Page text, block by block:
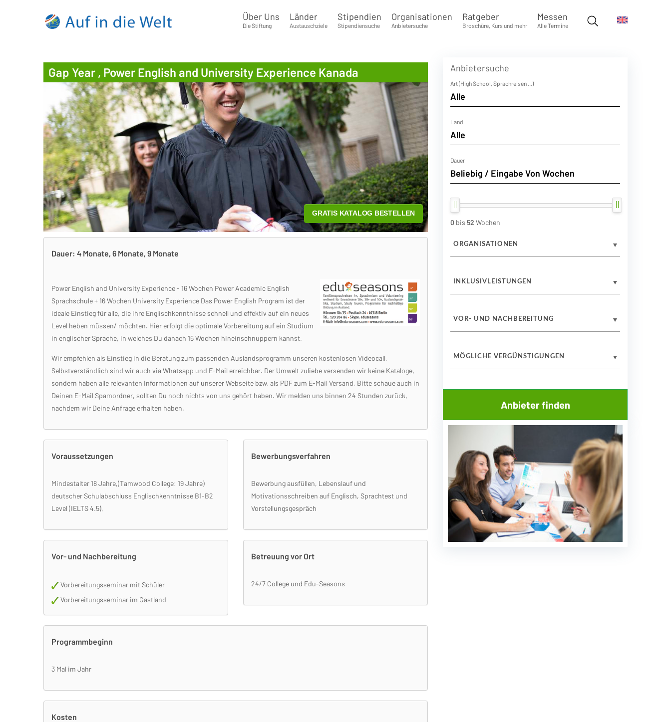
Über Uns
Die Stiftung
Länder
Austauschziele
Stipendien
Stipendiensuche
Organisationen
Anbietersuche
Ratgeber
Broschüre, Kurs und mehr
Messen
Alle Termine
Gap Year , Power English and University Experience Kanada
Dauer: 4 Monate, 6 Monate, 9 Monate
Power English and University Experience - 16 Wochen Power Academic English
Sprachschule + 16 Wochen University Experience Das Power English Program ist der
ideale Einstieg für alle, die ihre Englischkenntnisse schnell und effektiv auf ein neues
Level heben müssen/ möchten. Hier erfolgt die optimale Vorbereitung auf ein Studium
in englischer Sprache, in welches Du danach 16 Wochen hineinschnuppern kannst.
Wir empfehlen als Einstieg in die Beratung zum passenden Auslandsprogramm unseren kostenlosen Videocall.
Selbstverständlich sind wir auch via Whatsapp und E-Mail erreichbar. Der Umwelt zuliebe versenden wir keine Kataloge,
sondern haben alle relevanten Informationen auf unserer Webseite bzw. als PDF zum E-Mail Versand. Bitte schaue auch in
Deinen E-Mail Spamordner, sollten Du noch nichts von uns gehört haben. Wir melden uns binnen 24 Stunden zurück,
nachdem wir Deine Anfrage erhalten haben.
Voraussetzungen
Mindestalter 18 Jahre,(Tamwood College: 19 Jahre)
deutscher Schulabschluss Englischkenntnisse B1-B2
Level (IELTS 4.5),
Bewerbungsverfahren
Bewerbung ausfüllen, Lebenslauf und
Motivationsschreiben auf Englisch, Sprachtest und
Vorstellungsgespräch
Vor- und Nachbereitung
Vorbereitungsseminar mit Schüler
Vorbereitungsseminar im Gastland
Betreuung vor Ort
24/7 College und Edu-Seasons
Programmbeginn
3 Mal im Jahr
Kosten
Anbietersuche
Art (High School, Sprachreisen ...)
Land
Dauer
0 bis 52 Wochen
ORGANISATIONEN
INKLUSIVLEISTUNGEN
VOR- UND NACHBEREITUNG
MÖGLICHE VERGÜNSTIGUNGEN